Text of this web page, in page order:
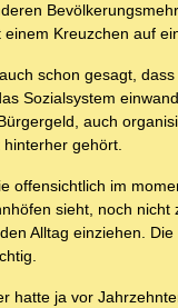
Kreuzchen auf
schon gesagt,
Sozialsystem
auch
gehört.
offensichtlich im
sieht, noch nicht
Alltag einziehen.
hatte ja vor